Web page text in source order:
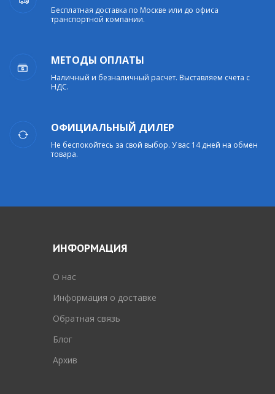
Бесплатная доставка по Москве или до офиса
транспортной компании.
МЕТОДЫ ОПЛАТЫ
Наличный и безналичный расчет. Выставляем счета с
НДС.
ОФИЦИАЛЬНЫЙ ДИЛЕР
Не беспокойтесь за свой выбор. У вас 14 дней на обмен
товара.
ИНФОРМАЦИЯ
O нас
Информация о доставке
Обратная связь
Блог
Архив